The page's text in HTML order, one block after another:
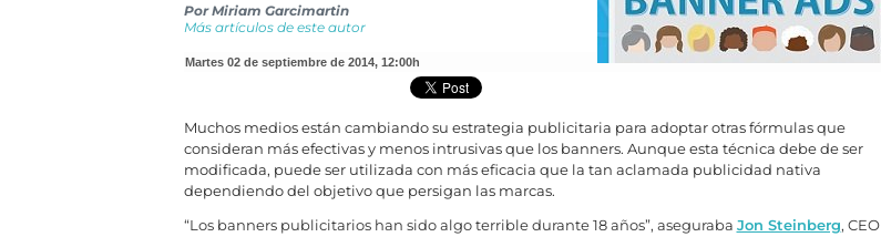
PorMiriam Garcimartin
Más artículos de este autor
martes 02 de septiembre de 2014, 12:00h
Muchos medios están cambiando su estrategia publicitaria para adoptar otras fórmulas que
consideran más efectivas y menos intrusivas que los banners. Aunque esta técnica debe de ser
modificada, puede ser utilizada con más eficacia que la tan aclamada publicidad nativa
dependiendo del objetivo que persigan las marcas.
“Los banners publicitarios han sido algo terrible durante 18 años”, aseguraba Jon Steinberg, CEO